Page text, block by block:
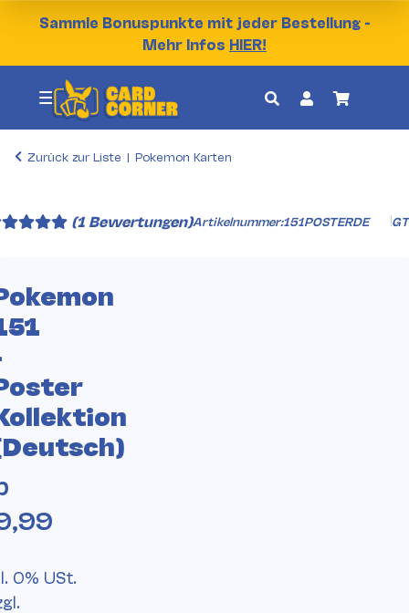
Sammle Bonuspunkte mit jeder Bestellung -
Mehr Infos HIER!
Zurück zur Liste Pokemon Karten
(1 Bewertungen)Artikelnummer:151POSTERDE
0% USt.